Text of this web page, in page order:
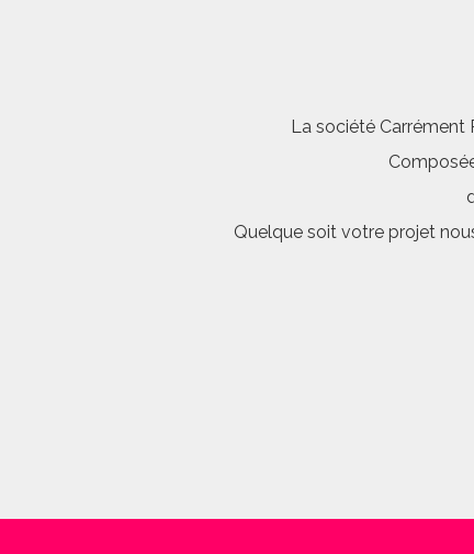
La société Carrément
Quelque soit votre projet